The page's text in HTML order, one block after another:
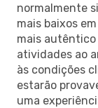
normalmente
mais baixos
mais autêntico
atividades ao
às condições
estarão
uma